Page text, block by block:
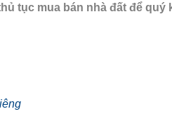
tục mua bán nhà đất để quý